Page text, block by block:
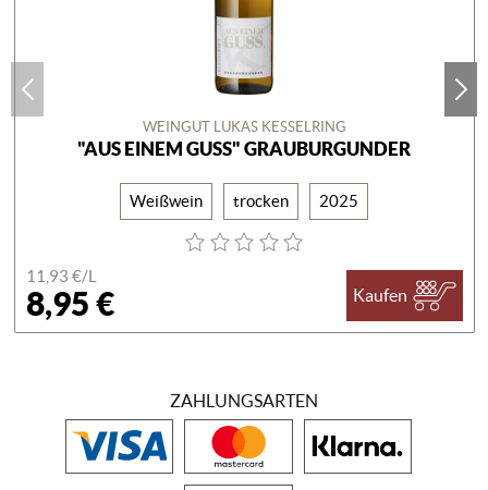
WEINGUT LUKAS KESSELRING
"AUS EINEM GUSS" GRAUBURGUNDER
Weißwein trocken 2025
11,93 €/L
8,95 € Kaufen
ZAHLUNGSARTEN